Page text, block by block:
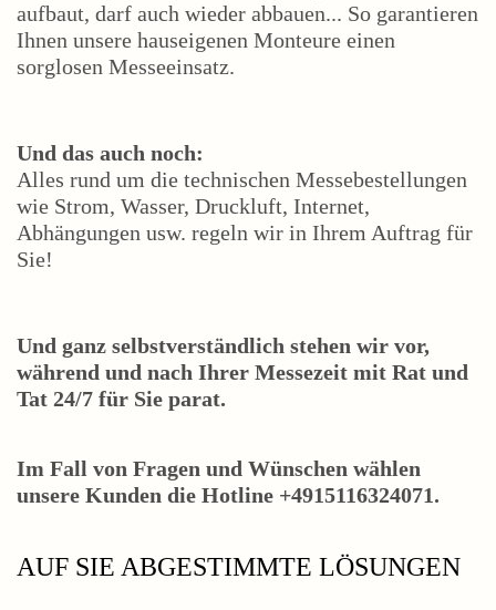
aufbaut, darf auch wieder abbauen... So garantieren
Ihnen unsere hauseigenen Monteure einen
sorglosen Messeeinsatz.
Und das auch noch:
Alles rund um die technischen Messebestellungen
wie Strom, Wasser, Druckluft, Internet,
Abhängungen usw. regeln wir in Ihrem Auftrag für
Sie!
Und ganz selbstverständlich stehen wir vor,
während und nach Ihrer Messezeit mit Rat und
Tat 24/7 für Sie parat.
Im Fall von Fragen und Wünschen wählen
unsere Kunden die Hotline +4915116324071.
AUF SIE ABGESTIMMTE LÖSUNGEN